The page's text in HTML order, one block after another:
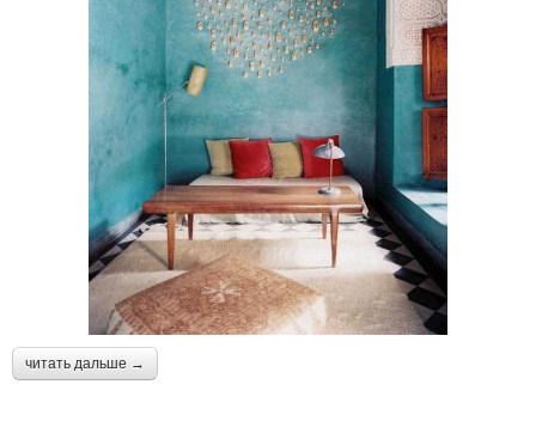
читать дальше →